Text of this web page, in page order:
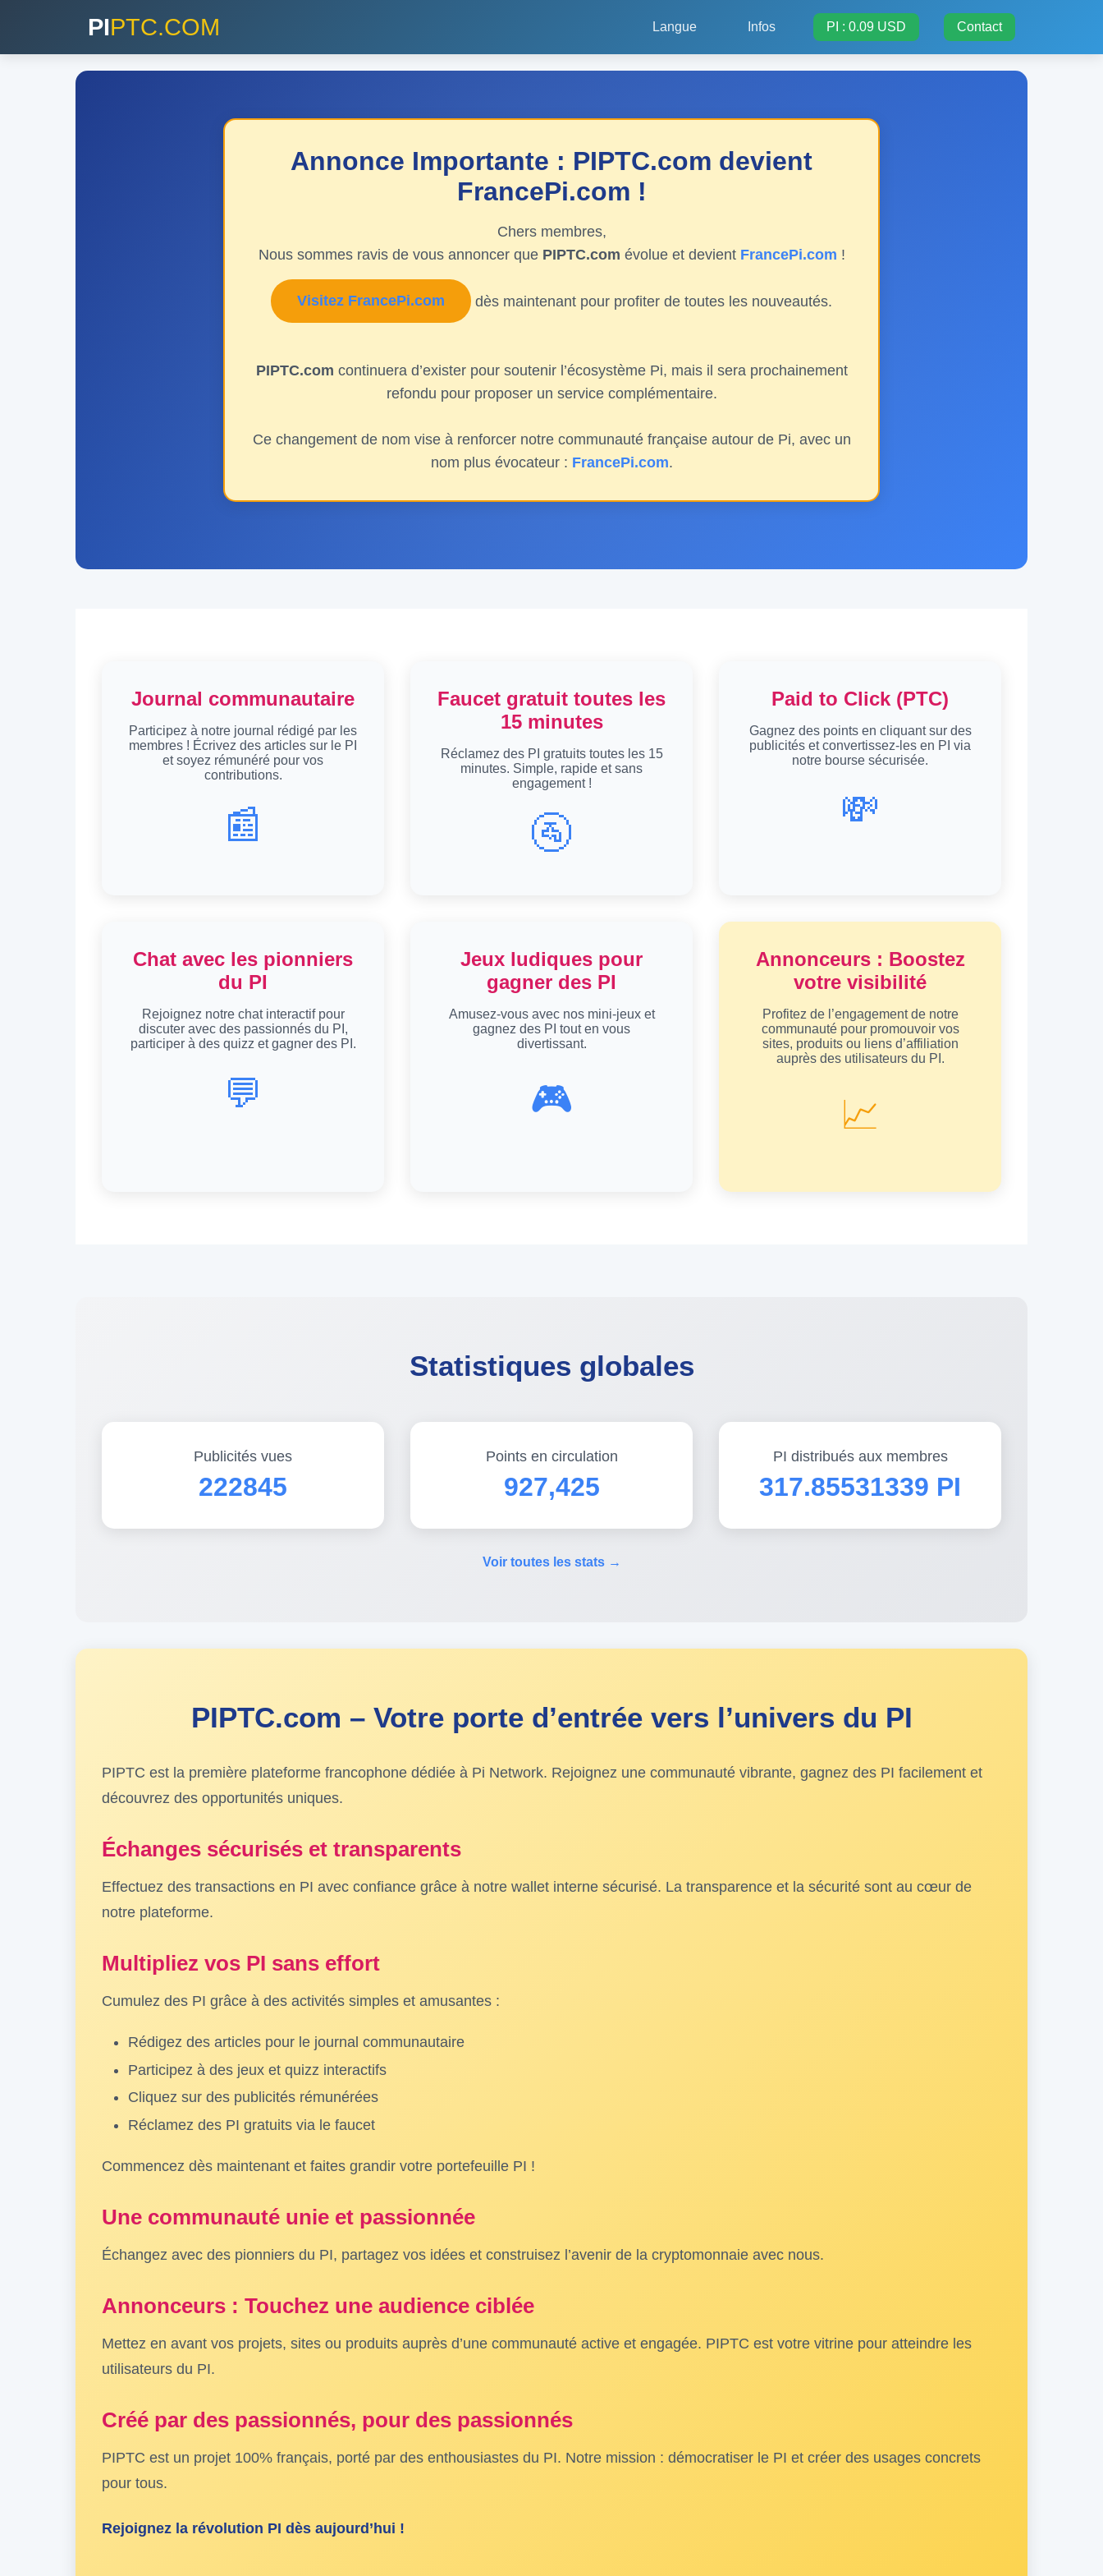
PIPTC.COM Langue Infos PI : 0.09 USD Contact
Annonce Importante : PIPTC.com devient
FrancePi.com !
Chers membres,
Nous sommes ravis de vous annoncer que PIPTC.com évolue et devient FrancePi.com !
Visitez FrancePi.com dès maintenant pour profiter de toutes les nouveautés.
PIPTC.com continuera d’exister pour soutenir l’écosystème Pi, mais il sera prochainement
refondu pour proposer un service complémentaire.
Ce changement de nom vise à renforcer notre communauté française autour de Pi, avec un
nom plus évocateur : FrancePi.com.
Journal communautaire
Participez à notre journal rédigé par les
membres ! Écrivez des articles sur le PI
et soyez rémunéré pour vos
contributions.
📰
Faucet gratuit toutes les
15 minutes
Réclamez des PI gratuits toutes les 15
minutes. Simple, rapide et sans
engagement !
🚰
Paid to Click (PTC)
Gagnez des points en cliquant sur des
publicités et convertissez-les en PI via
notre bourse sécurisée.
💸
Chat avec les pionniers
du PI
Rejoignez notre chat interactif pour
discuter avec des passionnés du PI,
participer à des quizz et gagner des PI.
💬
Jeux ludiques pour
gagner des PI
Amusez-vous avec nos mini-jeux et
gagnez des PI tout en vous
divertissant.
🎮
Annonceurs : Boostez
votre visibilité
Profitez de l’engagement de notre
communauté pour promouvoir vos
sites, produits ou liens d’affiliation
auprès des utilisateurs du PI.
📈
Statistiques globales
Publicités vues
222845
Points en circulation
927,425
PI distribués aux membres
317.85531339 PI
Voir toutes les stats →
PIPTC.com – Votre porte d’entrée vers l’univers du PI
PIPTC est la première plateforme francophone dédiée à Pi Network. Rejoignez une communauté vibrante, gagnez des PI facilement et
découvrez des opportunités uniques.
Échanges sécurisés et transparents
Effectuez des transactions en PI avec confiance grâce à notre wallet interne sécurisé. La transparence et la sécurité sont au cœur de
notre plateforme.
Multipliez vos PI sans effort
Cumulez des PI grâce à des activités simples et amusantes :
Rédigez des articles pour le journal communautaire
Participez à des jeux et quizz interactifs
Cliquez sur des publicités rémunérées
Réclamez des PI gratuits via le faucet
Commencez dès maintenant et faites grandir votre portefeuille PI !
Une communauté unie et passionnée
Échangez avec des pionniers du PI, partagez vos idées et construisez l’avenir de la cryptomonnaie avec nous.
Annonceurs : Touchez une audience ciblée
Mettez en avant vos projets, sites ou produits auprès d’une communauté active et engagée. PIPTC est votre vitrine pour atteindre les
utilisateurs du PI.
Créé par des passionnés, pour des passionnés
PIPTC est un projet 100% français, porté par des enthousiastes du PI. Notre mission : démocratiser le PI et créer des usages concrets
pour tous.
Rejoignez la révolution PI dès aujourd’hui !